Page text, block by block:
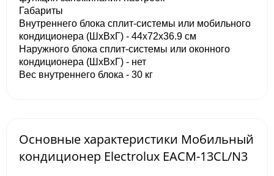
Габариты
Внутреннего блока сплит-системы или мобильного
кондиционера (ШxВxГ) - 44x72x36.9 см
Наружного блока сплит-системы или оконного
кондиционера (ШxВxГ) - нет
Вес внутреннего блока - 30 кг
Основные характеристики Мобильный
кондиционер Electrolux EACM-13CL/N3